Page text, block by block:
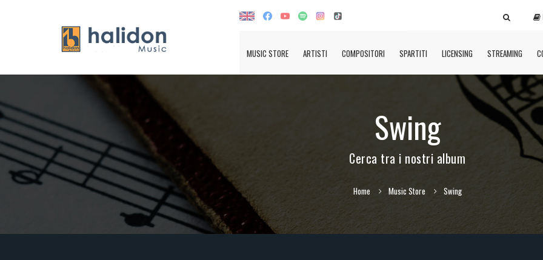
MUSIC STORE ARTISTI COMPOSITORI SPARTITI LICENSING STREAMING
Swing
Cerca tra i nostri album
Home Music Store Swing